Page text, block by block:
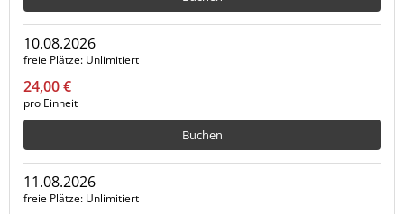
10.08.2026
freie Plätze Unlimitiert
24,00 €
pro Einheit
Buchen
11.08.2026
freie Plätze Unlimitiert